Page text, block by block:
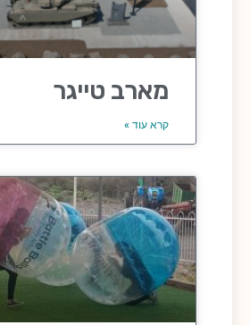
מארב טייגר
קרא עוד »